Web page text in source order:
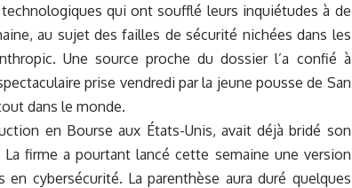
qui ont soufflé leurs inquiétudes à de
au sujet des failles de sécurité nichées dans les
Une source proche du dossier l’a confié à
prise vendredi par la jeune pousse de San
dans le monde.
en Bourse aux États-Unis, avait déjà bridé son
firme a pourtant lancé cette semaine une version
cybersécurité. La parenthèse aura duré quelques